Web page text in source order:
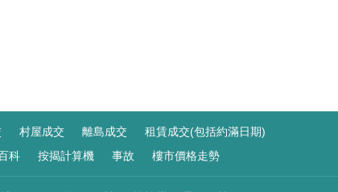
村屋成交 離島成交
租賃成交(包括約滿日期)
科 按揭計算機 事故 樓市價格走勢